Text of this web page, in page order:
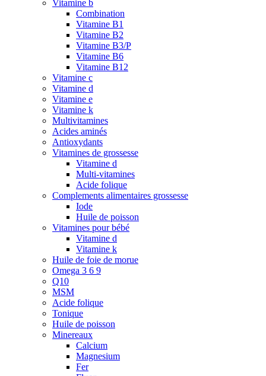
Vitamine b
Combination
Vitamine B1
Vitamine B2
Vitamine B3/P
Vitamine B6
Vitamine B12
Vitamine c
Vitamine d
Vitamine e
Vitamine k
Multivitamines
Acides aminés
Antioxydants
Vitamines de grossesse
Vitamine d
Multi-vitamines
Acide folique
Complements alimentaires grossesse
Iode
Huile de poisson
Vitamines pour bébé
Vitamine d
Vitamine k
Huile de foie de morue
Omega 3 6 9
Q10
MSM
Acide folique
Tonique
Huile de poisson
Minereaux
Calcium
Magnesium
Fer